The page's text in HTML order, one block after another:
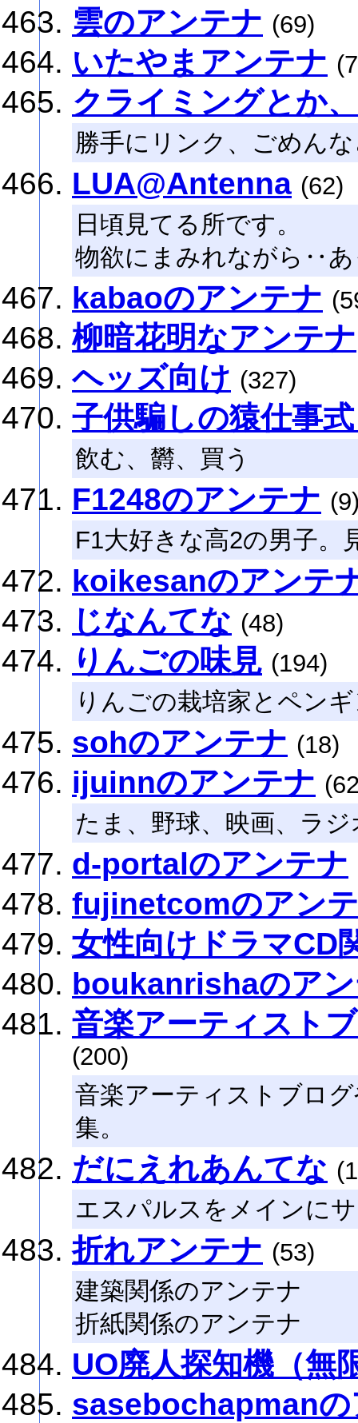
雲のアンテナ (69)
いたやまアンテナ
クライミングとか
勝手にリンク、ごめん
LUA@Antenna (62)
日頃見てる所です。
物欲にまみれながら‥
kabaoのアンテナ
柳暗花明なアンテナ
ヘッズ向け (327)
子供騙しの猿仕事
飲む、欝、買う
F1248のアンテナ
F1大好きな高2の男子。
koikesanのアンテ
じなんてな (48)
りんごの味見 (194)
りんごの栽培家とペン
sohのアンテナ (18)
ijuinnのアンテナ
たま、野球、映画、ラジ
d-portalのアンテナ
fujinetcomのアン
女性向けドラマCD
boukanrishaのア
音楽アーティスト
(200)
音楽アーティストブロ
集。
だにえれあんてな
エスパルスをメインに
折れアンテナ (53)
建築関係のアンテナ
折紙関係のアンテナ
UO廃人探知機（無
sasebochapmanの